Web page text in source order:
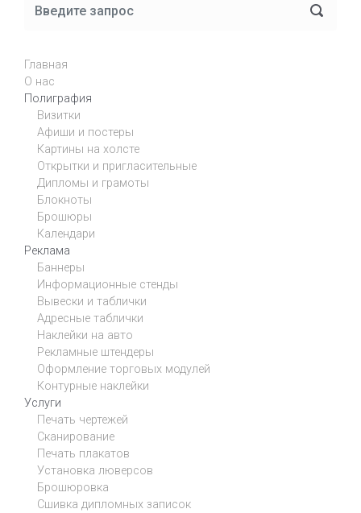
Главная
О нас
Полиграфия
Визитки
Афиши и постеры
Картины на холсте
Открытки и пригласительные
Дипломы и грамоты
Блокноты
Брошюры
Календари
Реклама
Баннеры
Информационные стенды
Вывески и таблички
Адресные таблички
Наклейки на авто
Рекламные штендеры
Оформление торговых модулей
Контурные наклейки
Услуги
Печать чертежей
Сканирование
Печать плакатов
Установка люверсов
Брошюровка
Сшивка дипломных записок